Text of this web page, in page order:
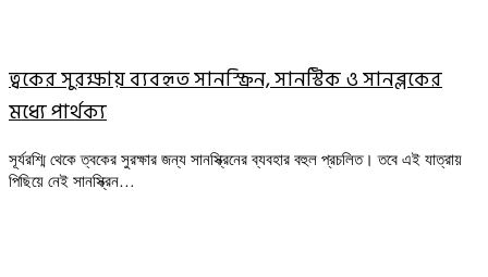
ত্বকের সুরক্ষায় ব্যবহৃত সানস্ক্রিন, সানস্টিক ও সানব্লকের
মধ্যে পার্থক্য
সূর্যরশ্মি থেকে ত্বকের সুরক্ষার জন্য সানস্ক্রিনের ব্যবহার বহুল প্রচলিত। তবে এই যাত্রায়
পিছিয়ে নেই সানস্ক্রিন…